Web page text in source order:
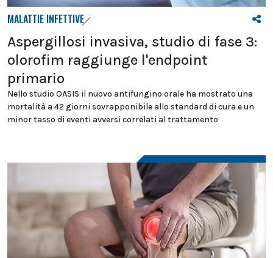
MALATTIE INFETTIVE
Aspergillosi invasiva, studio di fase 3:
olorofim raggiunge l'endpoint
primario
Nello studio OASIS il nuovo antifungino orale ha mostrato una
mortalità a 42 giorni sovrapponibile allo standard di cura e un
minor tasso di eventi avversi correlati al trattamento